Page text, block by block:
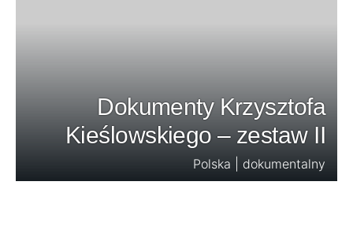
Dokumenty Krzysztofa
Kieślowskiego – zestaw II
Polska | dokumentalny